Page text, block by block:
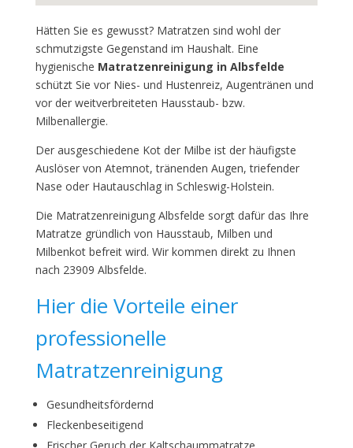
Hätten Sie es gewusst? Matratzen sind wohl der
schmutzigste Gegenstand im Haushalt. Eine
hygienische Matratzenreinigung in Albsfelde
schützt Sie vor Nies- und Hustenreiz, Augentränen und
vor der weitverbreiteten Hausstaub- bzw.
Milbenallergie.
Der ausgeschiedene Kot der Milbe ist der häufigste
Auslöser von Atemnot, tränenden Augen, triefender
Nase oder Hautauschlag in Schleswig-Holstein.
Die Matratzenreinigung Albsfelde sorgt dafür das Ihre
Matratze gründlich von Hausstaub, Milben und
Milbenkot befreit wird. Wir kommen direkt zu Ihnen
nach 23909 Albsfelde.
Hier die Vorteile einer
professionelle
Matratzenreinigung
Gesundheitsfördernd
Fleckenbeseitigend